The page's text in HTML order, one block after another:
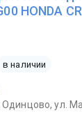
HONDA
в наличии
ул.